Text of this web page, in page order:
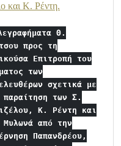
και Κ. Ρέντη.
Θ.
προς τη
Επιτροπή του
των
σχετικά με
παραίτηση των Σ.
Κ. Ρέντη και
από την
Παπανδρέου,